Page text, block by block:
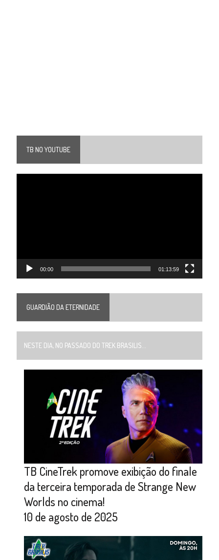
TB NO YOUTUBE
00:00 01:13:59
GUARDIÃO DA ETERNIDADE
NESTE DIA, NO PASSADO DO TREK BRASILIS...
TB CineTrek promove exibição do finale
da terceira temporada de Strange New
Worlds no cinema!
10 de agosto de 2025